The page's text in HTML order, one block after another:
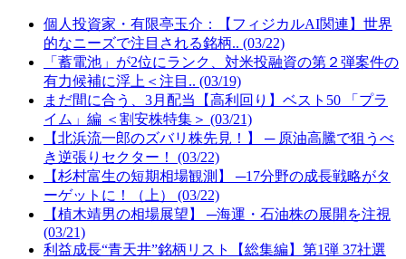
個人投資家・有限亭玉介：【フィジカルAI関連】世界
的なニーズで注目される銘柄.. (03/22)
「蓄電池」が2位にランク、対米投融資の第２弾案件の
有力候補に浮上＜注目.. (03/19)
まだ間に合う、3月配当【高利回り】ベスト50 「プラ
イム」編 ＜割安株特集＞ (03/21)
【北浜流一郎のズバリ株先見！】 ─ 原油高騰で狙うべ
き逆張りセクター！ (03/22)
【杉村富生の短期相場観測】 ─17分野の成長戦略がタ
ーゲットに！（上） (03/22)
【植木靖男の相場展望】 ─海運・石油株の展開を注視
(03/21)
利益成長“青天井”銘柄リスト【総集編】第1弾 37社選